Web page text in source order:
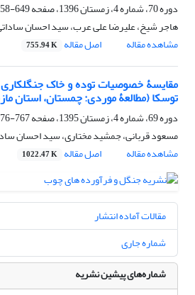
دوره 70، شماره 4، زمستان 1396، صفحه
649-658
هاجر شیخ، علیرضا علی عرب، سید احسان
مشاهده مقاله
اصل مقاله 755.94 K
مقایسۀ خصوصیات توده و خاک
توسکا (مطالعۀ موردی: چمستان، استان
دوره 69، شماره 4، زمستان 1395، صفحه
767-776
مسعود قربانی، جمشید مختاری، سید احسان
مشاهده مقاله
اصل مقاله 1022.47 K
مقالات آماده انتشار
شماره جاری
شماره‌های پیشین نشریه